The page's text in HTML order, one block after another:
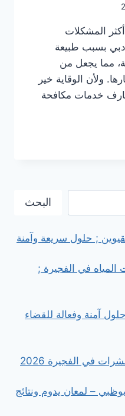
المشكلات
دبي بسبب طبيعة
مما يجعل من
ولأن الوقاية خير
خدمات مكافحة
البحث
; حلول سريعة وآمنة
في الفجيرة ;
آمنة وفعالة للقضاء
في الفجيرة 2026
– لمعان يدوم ونتائج